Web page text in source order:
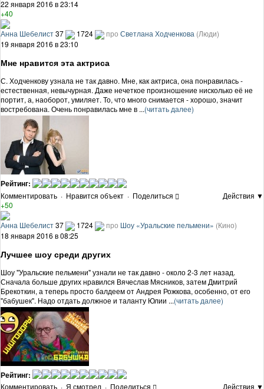
22 января 2016 в 23:14
+40
Анна Шебелист37 1724 про Светлана Ходченкова (Люди)
19 января 2016 в 23:10
Мне нравится эта актриса
С. Ходченкову узнала не так давно. Мне, как актриса, она понравилась -
естественная, невычурная. Даже нечеткое произношение нисколько её не
портит, а, наоборот, умиляет. То, что много снимается - хорошо, значит
востребована. Очень понравилась мне в ...(читать далее)
Рейтинг:
Комментировать · Нравится объект · Поделиться
Действия ▼
+50
Анна Шебелист37 1724 про Шоу «Уральские пельмени» (Кино)
18 января 2016 в 08:25
Лучшее шоу среди других
Шоу "Уральские пельмени" узнали не так давно - около 2-3 лет назад.
Сначала больше других нравился Вячеслав Мясников, затем Дмитрий
Брекоткин, а теперь просто балдеем от Андрея Рожкова, особенно, от его
"бабушек". Надо отдать должное и таланту Юлии ...(читать далее)
Рейтинг:
Комментировать · Я смотрел · Поделиться
Действия ▼